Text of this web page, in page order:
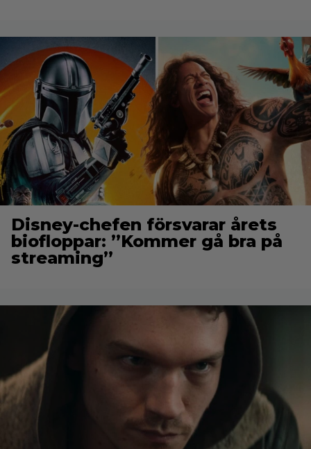
Disney-chefen försvarar årets
biofloppar: ”Kommer gå bra på
streaming”